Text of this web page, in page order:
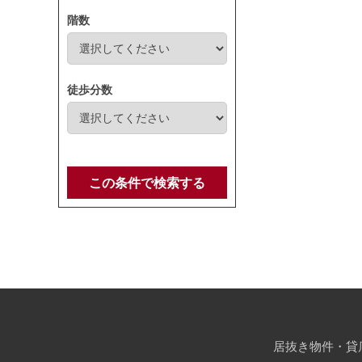
階数
徒歩分数
この条件で検索する
居抜き物件・貸